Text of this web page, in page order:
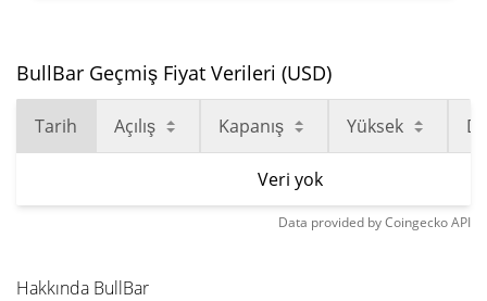
BullBar Geçmiş Fiyat Verileri (USD)
Tarih Açılış Kapanış Yüksek
Veri yok
Data provided byCoingeckoAPI
Hakkında BullBar